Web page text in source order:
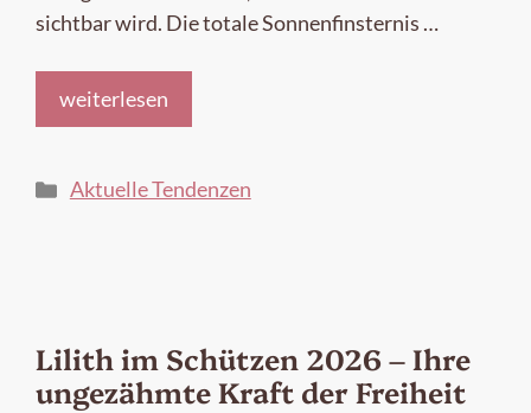
sichtbar wird. Die totale Sonnenfinsternis …
weiterlesen
Kategorien
Aktuelle Tendenzen
Lilith im Schützen 2026 – Ihre
ungezähmte Kraft der Freiheit